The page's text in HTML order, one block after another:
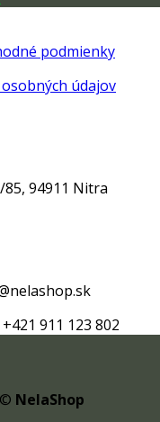
podmienky
údajov
94911 Nitra
911 123 802
NelaShop